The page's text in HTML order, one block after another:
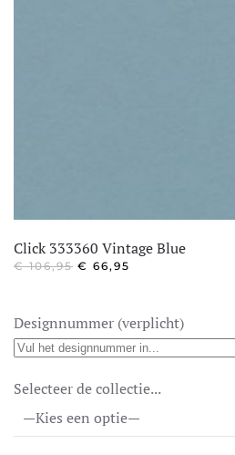
Click 333360 Vintage Blue
€106,95 OORSPRONKELIJKE
€ 66,95
Designnummer (verplicht)
Selecteer de collectie...